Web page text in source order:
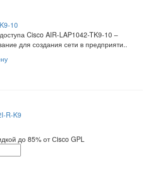
10
Cisco AIR-LAP1042-TK9-10 –
для создания сети в предприяти..
R-K9
до 85% от Сisco GPL